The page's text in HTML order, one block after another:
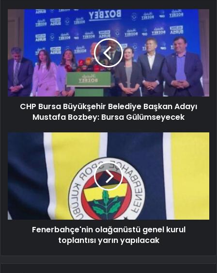
CHP Bursa Büyükşehir Belediye Başkan Adayı
Mustafa Bozbey: Bursa Gülümseyecek
Fenerbahçe'nin olağanüstü genel kurul
toplantısı yarın yapılacak